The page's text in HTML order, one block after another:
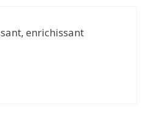
enrichissant